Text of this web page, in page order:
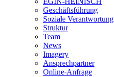
Geschäftsführung
Soziale Verantwortung
Struktur
Team
News
Imagery
Ansprechpartner
Online-Anfrage